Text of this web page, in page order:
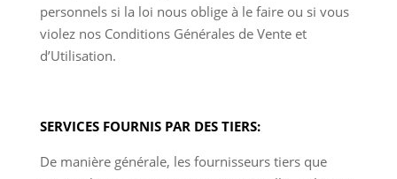
personnels si la loi nous oblige à le faire ou si vous
violez nos Conditions Générales de Vente et
d’Utilisation.
SERVICES FOURNIS PAR DES TIERS:
De manière générale, les fournisseurs tiers que